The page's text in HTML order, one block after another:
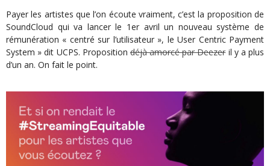
Payer les artistes que l’on écoute vraiment, c’est la proposition de
SoundCloud qui va lancer le 1er avril un nouveau système de
rémunération « centré sur l’utilisateur », le User Centric Payment
System » dit UCPS. Propositiondéjà amorcé par Deezeril y a plus
d’un an. On fait le point.